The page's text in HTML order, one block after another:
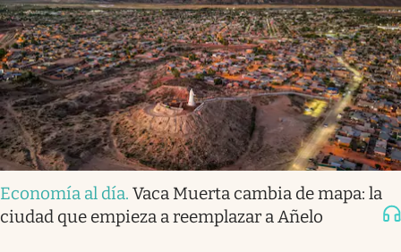
Economía al día. Vaca Muerta cambia de mapa: la
ciudad que empieza a reemplazar a Añelo